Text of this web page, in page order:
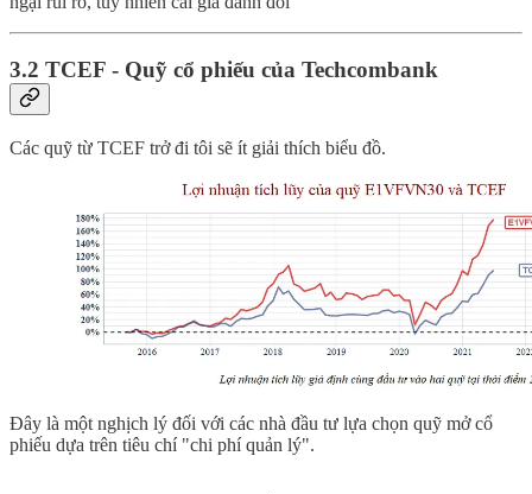
3.2 TCEF - Quỹ cổ phiếu của Techcombank
Các quỹ từ TCEF trở đi tôi sẽ ít giải thích biểu đồ.
Đây là một nghịch lý đối với các nhà đầu tư lựa chọn quỹ mở cổ
phiếu dựa trên tiêu chí "chi phí quản lý".